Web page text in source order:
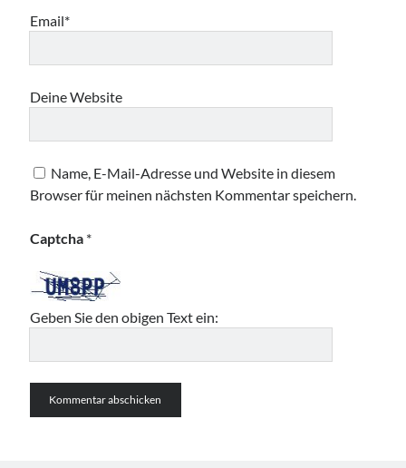
Email*
Deine Website
Name, E-Mail-Adresse und Website in diesem
Browser für meinen nächsten Kommentar speichern.
Captcha *
Geben Sie den obigen Text ein: